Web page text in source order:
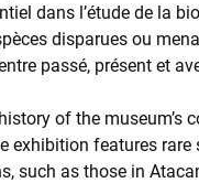
dans l’étude de la
disparues ou
passé, présent et
of the museum’s
exhibition features
such as those in